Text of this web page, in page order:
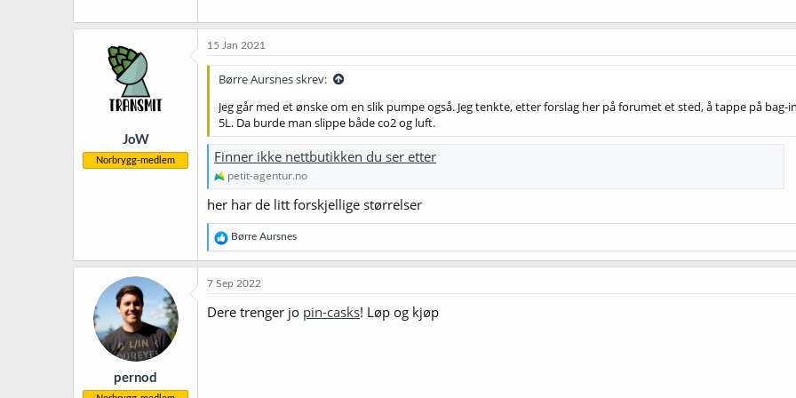
JoW
Norbrygg-medlem
15 Jan 2021
Børre Aursnes skrev:
Jeg går med et ønske om en slik pumpe også. Jeg tenkte, etter forslag her på forumet et sted, å tappe på
5L. Da burde man slippe både co2 og luft.
Finner ikke nettbutikken du ser etter
petit-agentur.no
her har de litt forskjellige størrelser
R
e
a
Børre Aursnes
pernod
7 Sep 2022
Dere trenger jo pin-casks! Løp og kjøp